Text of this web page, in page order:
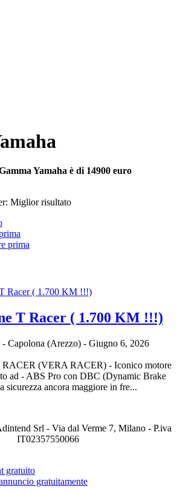
Yamaha è di 14900 euro
Miglior risultato
prima
T Racer ( 1.700 KM !!!)
- Capolona (Arezzo) - Giugno 6, 2026
(VERA RACER) - Iconico motore
ad - ABS Pro con DBC (Dynamic Brake
sicurezza ancora maggiore in fre...
Srl - Via dal Verme 7, Milano - P.iva
IT02357550066
gratuito
gratuitamente